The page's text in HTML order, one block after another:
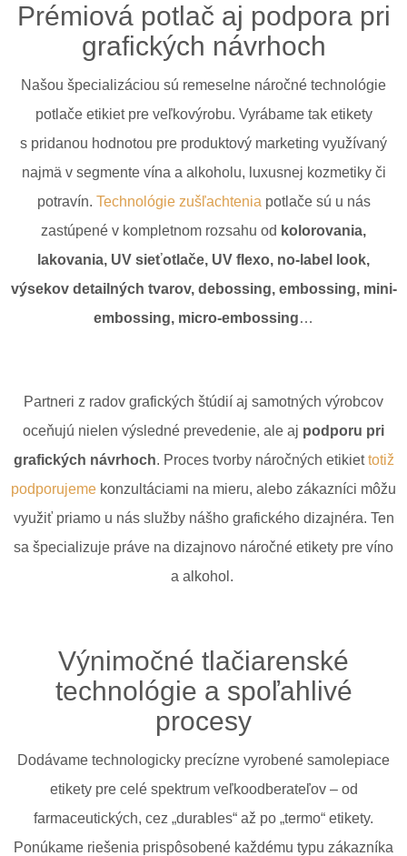
Prémiová potlač aj podpora pri
grafických návrhoch
Našou špecializáciou sú remeselne náročné technológie
potlače etikiet pre veľkovýrobu. Vyrábame tak etikety
s pridanou hodnotou pre produktový marketing využívaný
najmä v segmente vína a alkoholu, luxusnej kozmetiky či
potravín. Technológie zušľachtenia potlače sú u nás
zastúpené v kompletnom rozsahu od kolorovania,
lakovania, UV sieťotlače, UV flexo, no-label look,
výsekov detailných tvarov, debossing, embossing, mini-
embossing, micro-embossing…
Partneri z radov grafických štúdií aj samotných výrobcov
oceňujú nielen výsledné prevedenie, ale aj podporu pri
grafických návrhoch. Proces tvorby náročných etikiettotiž
podporujeme konzultáciami na mieru, alebo zákazníci môžu
využiť priamo u nás služby nášho grafického dizajnéra. Ten
sa špecializuje práve na dizajnovo náročné etikety pre víno
a alkohol.
Výnimočné tlačiarenské
technológie a spoľahlivé
procesy
Dodávame technologicky precízne vyrobené samolepiace
etikety pre celé spektrum veľkoodberateľov – od
farmaceutických, cez „durables“ až po „termo“ etikety.
Ponúkame riešenia prispôsobené každému typu zákazníka